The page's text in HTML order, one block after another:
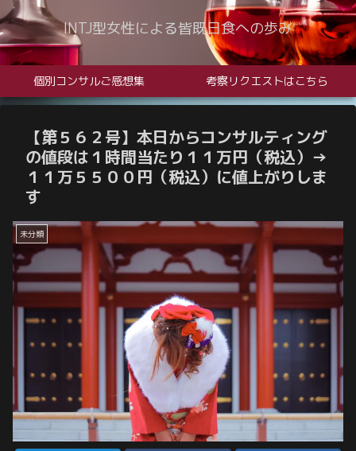
INTJ型女性による皆既日食への歩み
個別コンサルご感想集 考察リクエストはこちら
【第５６２号】本日からコンサルティング
の値段は１時間当たり１１万円（税込）→
１１万５５００円（税込）に値上がりしま
す
未分類